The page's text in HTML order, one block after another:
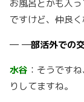
お風呂とかも入
ですけど、仲良く
─ ─部活外での交
水谷 ：そうです
りしてますね。